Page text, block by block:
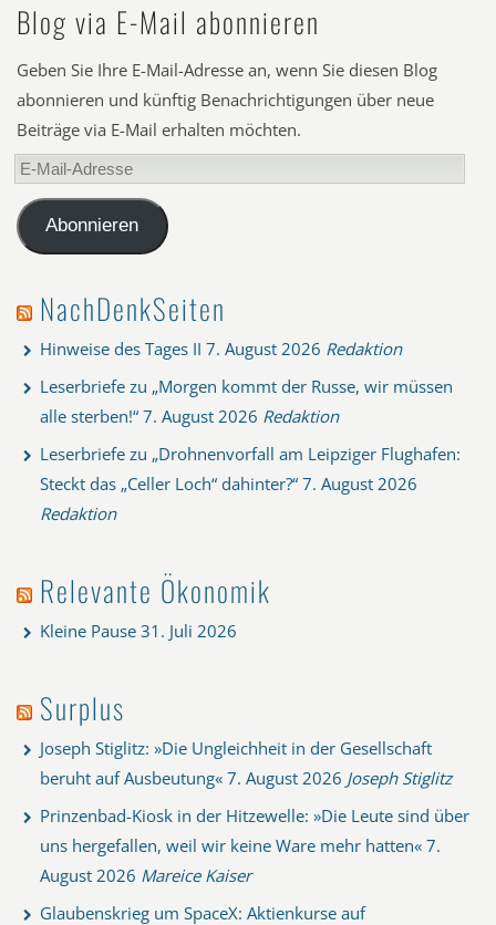
Blog via E-Mail abonnieren
Geben Sie Ihre E-Mail-Adresse an, wenn Sie diesen Blog
abonnieren und künftig Benachrichtigungen über neue
Beiträge via E-Mail erhalten möchten.
E-
Mail-
AdresseAbonnieren
NachDenkSeiten
Hinweise des Tages II 7. August 2026 Redaktion
Leserbriefe zu „Morgen kommt der Russe, wir müssen
alle sterben!“ 7. August 2026 Redaktion
Leserbriefe zu „Drohnenvorfall am Leipziger Flughafen:
Steckt das „Celler Loch“ dahinter?“ 7. August 2026
Redaktion
Relevante Ökonomik
Kleine Pause 31. Juli 2026
Surplus
Joseph Stiglitz: »Die Ungleichheit in der Gesellschaft
beruht auf Ausbeutung« 7. August 2026 Joseph Stiglitz
Prinzenbad-Kiosk in der Hitzewelle: »Die Leute sind über
uns hergefallen, weil wir keine Ware mehr hatten« 7.
August 2026 Mareice Kaiser
Glaubenskrieg um SpaceX: Aktienkurse auf